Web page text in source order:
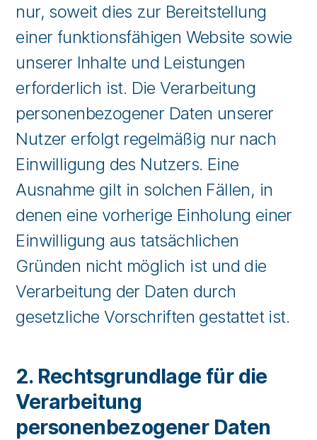
nur, soweit dies zur Bereitstellung
einer funktionsfähigen Website sowie
unserer Inhalte und Leistungen
erforderlich ist. Die Verarbeitung
personenbezogener Daten unserer
Nutzer erfolgt regelmäßig nur nach
Einwilligung des Nutzers. Eine
Ausnahme gilt in solchen Fällen, in
denen eine vorherige Einholung einer
Einwilligung aus tatsächlichen
Gründen nicht möglich ist und die
Verarbeitung der Daten durch
gesetzliche Vorschriften gestattet ist.
2. Rechtsgrundlage für die
Verarbeitung
personenbezogener Daten